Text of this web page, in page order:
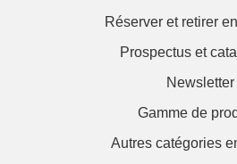
Réserver et retirer
Prospectus et
Newsletter
Gamme de
Autres catégories